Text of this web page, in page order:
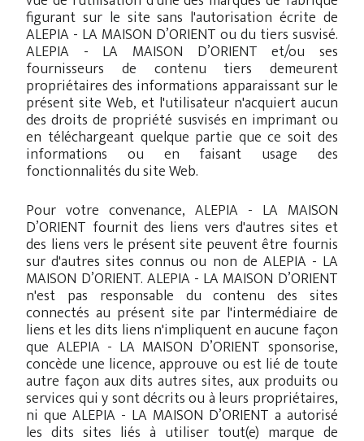
figurant sur le site sans l'autorisation écrite de
ALEPIA - LA MAISON D’ORIENT ou du tiers susvisé.
ALEPIA - LA MAISON D’ORIENT et/ou ses
fournisseurs de contenu tiers demeurent
propriétaires des informations apparaissant sur le
présent site Web, et l'utilisateur n'acquiert aucun
des droits de propriété susvisés en imprimant ou
en téléchargeant quelque partie que ce soit des
informations ou en faisant usage des
fonctionnalités du site Web.
Pour votre convenance, ALEPIA - LA MAISON
D’ORIENT fournit des liens vers d'autres sites et
des liens vers le présent site peuvent être fournis
sur d'autres sites connus ou non de ALEPIA - LA
MAISON D’ORIENT. ALEPIA - LA MAISON D’ORIENT
n'est pas responsable du contenu des sites
connectés au présent site par l'intermédiaire de
liens et les dits liens n'impliquent en aucune façon
que ALEPIA - LA MAISON D’ORIENT sponsorise,
concède une licence, approuve ou est lié de toute
autre façon aux dits autres sites, aux produits ou
services qui y sont décrits ou à leurs propriétaires,
ni que ALEPIA - LA MAISON D’ORIENT a autorisé
les dits sites liés à utiliser tout(e) marque de